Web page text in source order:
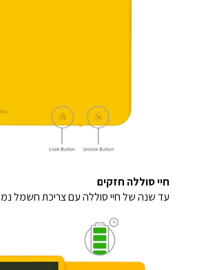
חיי סוללה חזקים
עד שנה של חיי סוללה עם צריכת חשמל